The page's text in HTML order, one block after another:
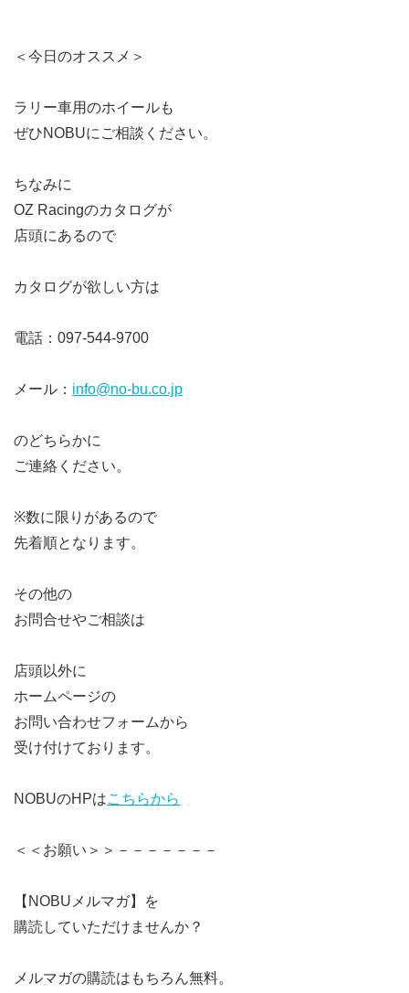
＜今日のオススメ＞
ラリー車用のホイールも
ぜひNOBUにご相談ください。
ちなみに
OZ Racingのカタログが
店頭にあるので
カタログが欲しい方は
電話：097-544-9700
メール： info@no-bu.co.jp
のどちらかに
ご連絡ください。
※数に限りがあるので
先着順となります。
その他の
お問合せやご相談は
店頭以外に
ホームページの
お問い合わせフォームから
受け付けております。
NOBUのHPはこちらから
＜＜お願い＞＞－－－－－－－
【NOBUメルマガ】を
購読していただけませんか？
メルマガの購読はもちろん無料。